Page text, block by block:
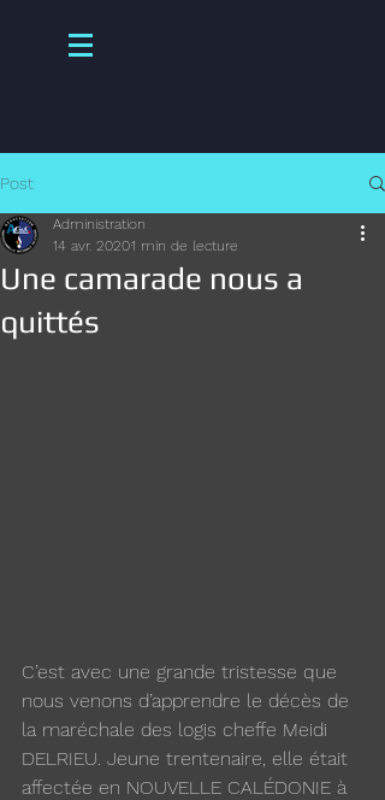
Post
Une camarade nous a
quittés
Administration
14 avr. 20201 min de lecture
C’est avec une grande tristesse que
nous venons d’apprendre le décès de
la maréchale des logis cheffe Meidi
DELRIEU. Jeune trentenaire, elle était
affectée en NOUVELLE CALÉDONIE à